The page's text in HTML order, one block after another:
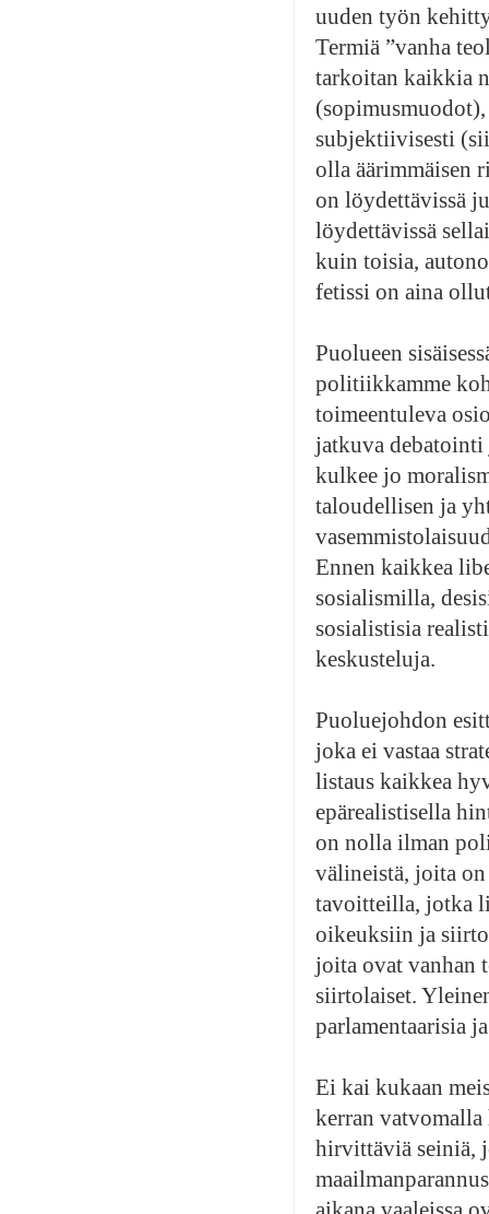
uuden työn
Termiä ”vanha
tarkoitan kaikkia
subjektiivisesti
olla äärimmäisen
on löydettävissä
löydettävissä
kuin toisia,
fetissi on aina
Puolueen
politiikkamme
toimeentuleva
jatkuva
kulkee jo
taloudellisen ja
Ennen kaikkea
sosialismilla,
sosialistisia
keskusteluja.
Puoluejohdon
joka ei vastaa
listaus kaikkea
epärealistisella
on nolla ilman
välineistä, joita
tavoitteilla, jotka
oikeuksiin ja
joita ovat vanhan
siirtolaiset.
parlamentaarisia
Ei kai kukaan
kerran vatvomalla
hirvittäviä seiniä,